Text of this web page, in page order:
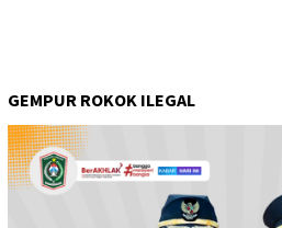
GEMPUR ROKOK ILEGAL